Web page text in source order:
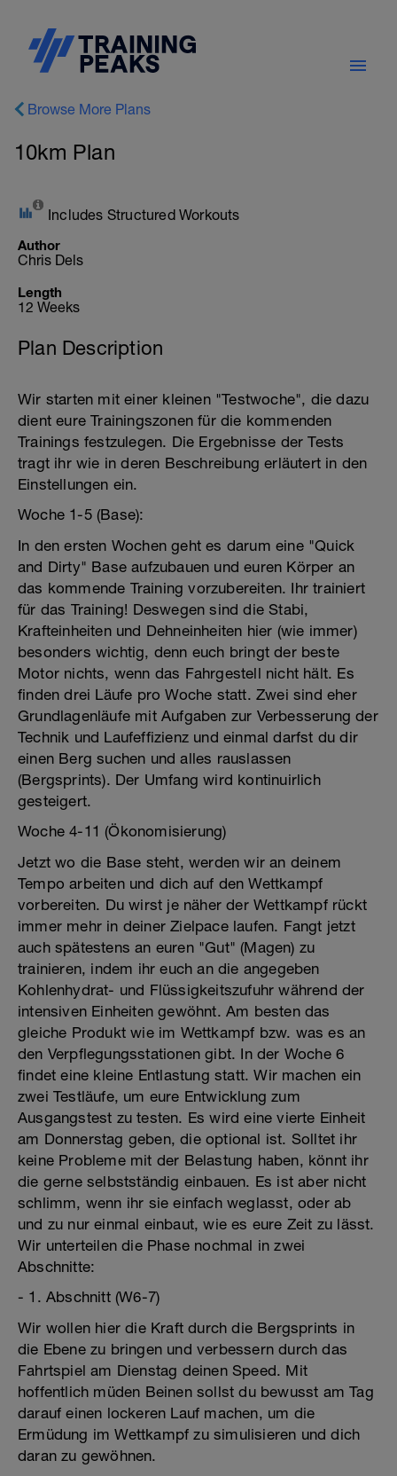
Browse More Plans
10km Plan
Includes Structured Workouts
Author
Chris Dels
Length
12 Weeks
Plan Description
Wir starten mit einer kleinen "Testwoche", die dazu
dient eure Trainingszonen für die kommenden
Trainings festzulegen. Die Ergebnisse der Tests
tragt ihr wie in deren Beschreibung erläutert in den
Einstellungen ein.
Woche 1-5 (Base):
In den ersten Wochen geht es darum eine "Quick
and Dirty" Base aufzubauen und euren Körper an
das kommende Training vorzubereiten. Ihr trainiert
für das Training! Deswegen sind die Stabi,
Krafteinheiten und Dehneinheiten hier (wie immer)
besonders wichtig, denn euch bringt der beste
Motor nichts, wenn das Fahrgestell nicht hält. Es
finden drei Läufe pro Woche statt. Zwei sind eher
Grundlagenläufe mit Aufgaben zur Verbesserung der
Technik und Laufeffizienz und einmal darfst du dir
einen Berg suchen und alles rauslassen
(Bergsprints). Der Umfang wird kontinuirlich
gesteigert.
Woche 4-11 (Ökonomisierung)
Jetzt wo die Base steht, werden wir an deinem
Tempo arbeiten und dich auf den Wettkampf
vorbereiten. Du wirst je näher der Wettkampf rückt
immer mehr in deiner Zielpace laufen. Fangt jetzt
auch spätestens an euren "Gut" (Magen) zu
trainieren, indem ihr euch an die angegeben
Kohlenhydrat- und Flüssigkeitszufuhr während der
intensiven Einheiten gewöhnt. Am besten das
gleiche Produkt wie im Wettkampf bzw. was es an
den Verpflegungsstationen gibt. In der Woche 6
findet eine kleine Entlastung statt. Wir machen ein
zwei Testläufe, um eure Entwicklung zum
Ausgangstest zu testen. Es wird eine vierte Einheit
am Donnerstag geben, die optional ist. Solltet ihr
keine Probleme mit der Belastung haben, könnt ihr
die gerne selbstständig einbauen. Es ist aber nicht
schlimm, wenn ihr sie einfach weglasst, oder ab
und zu nur einmal einbaut, wie es eure Zeit zu lässt.
Wir unterteilen die Phase nochmal in zwei
Abschnitte:
- 1. Abschnitt (W6-7)
Wir wollen hier die Kraft durch die Bergsprints in
die Ebene zu bringen und verbessern durch das
Fahrtspiel am Dienstag deinen Speed. Mit
hoffentlich müden Beinen sollst du bewusst am Tag
darauf einen lockeren Lauf machen, um die
Ermüdung im Wettkampf zu simulisieren und dich
daran zu gewöhnen.